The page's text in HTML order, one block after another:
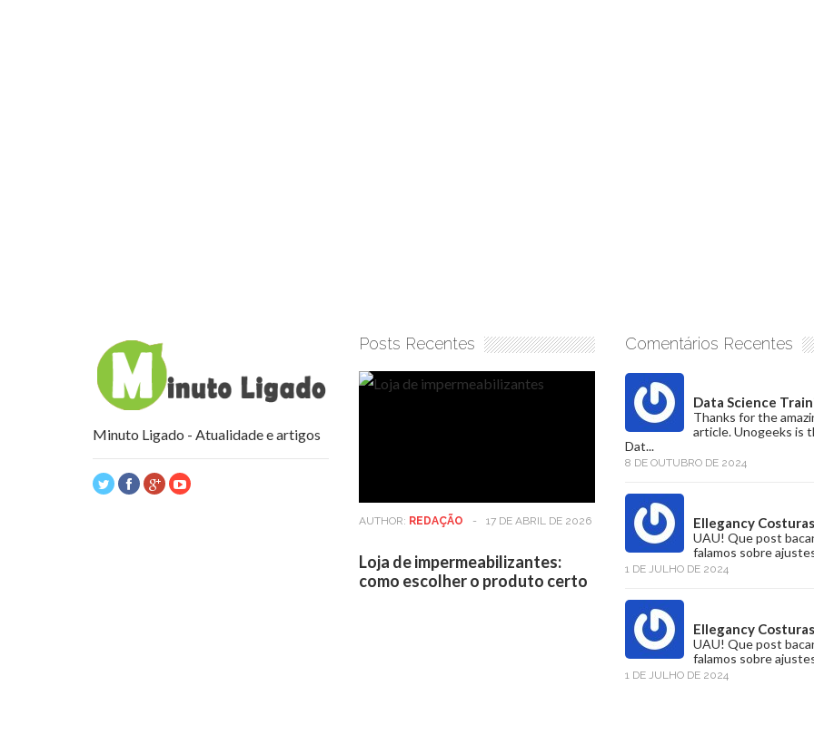
Minuto Ligado - Atualidade e artigos
Posts Recentes
AUTHOR: REDAÇÃO - 17 DE ABRIL DE 2026
Loja de impermeabilizantes:
como escolher o produto certo
Comentários Recentes
Data Science
Thanks for the
article. Unogeeks is
Dat...
8 DE OUTUBRO DE 2024
Ellegancy Costuras
UAU! Que post
falamos sobre
1 DE JULHO DE 2024
Ellegancy Costuras
UAU! Que post
falamos sobre
1 DE JULHO DE 2024